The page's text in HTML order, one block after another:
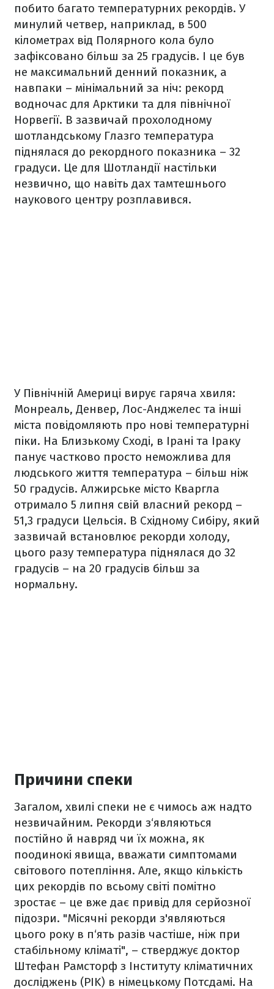
побито багато температурних рекордів. У
минулий четвер, наприклад, в 500
кілометрах від Полярного кола було
зафіксовано більш за 25 градусів. І це був
не максимальний денний показник, а
навпаки – мінімальний за ніч: рекорд
водночас для Арктики та для північної
Норвегії. В зазвичай прохолодному
шотландському Глазго температура
піднялася до рекордного показника – 32
градуси. Це для Шотландії настільки
незвично, що навіть дах тамтешнього
наукового центру розплавився.
У Північній Америці вирує гаряча хвиля:
Монреаль, Денвер, Лос-Анджелес та інші
міста повідомляють про нові температурні
піки. На Близькому Сході, в Ірані та Іраку
панує частково просто неможлива для
людського життя температура – більш ніж
50 градусів. Алжирське місто Кваргла
отримало 5 липня свій власний рекорд –
51,3 градуси Цельсія. В Східному Сибіру, який
зазвичай встановлює рекорди холоду,
цього разу температура піднялася до 32
градусів – на 20 градусів більш за
нормальну.
Причини спеки
Загалом, хвилі спеки не є чимось аж надто
незвичайним. Рекорди з‘являються
постійно й навряд чи їх можна, як
поодинокі явища, вважати симптомами
світового потепління. Але, якщо кількість
цих рекордів по всьому світі помітно
зростає – це вже дає привід для серйозної
підозри. "Місячні рекорди з'являються
цього року в п‘ять разів частіше, ніж при
стабільному кліматі", – стверджує доктор
Штефан Рамсторф з Інституту кліматичних
досліджень (PIK) в німецькому Потсдамі. На